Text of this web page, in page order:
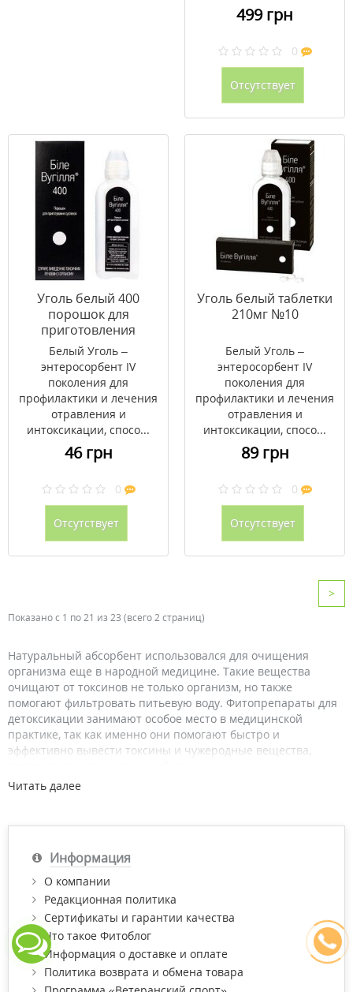
499 грн
0
Отсутствует
Уголь белый 400
порошок для
приготовления
суспензии 12г
Белый Уголь –
энтеросорбент IV
поколения для
профилактики и лечения
отравления и
интоксикации, спосо...
46 грн
0
Отсутствует
Уголь белый таблетки
210мг №10
Белый Уголь –
энтеросорбент IV
поколения для
профилактики и лечения
отравления и
интоксикации, спосо...
89 грн
0
Отсутствует
>
Показано с 1 по 21 из 23 (всего 2 страниц)
Натуральный абсорбент использовался для очищения
организма еще в народной медицине. Такие вещества
очищают от токсинов не только организм, но также
помогают фильтровать питьевую воду. Фитопрепараты для
детоксикации занимают особое место в медицинской
практике, так как именно они помогают быстро и
эффективно вывести токсины и чужеродные вещества,
Отдельно стоит рассказать об энтеросорбентах - это
соединения наружу. Природные сорбенты, которые
используются при отравлении, не рекомендуется применять
для детей. Лучше всего использовать проверенные
средства, вроде такого препарата как активированный
уголь.
Преимущества сорбентов при
отравлении
В большинстве случаев химический порошок для снятия
Читать далее
Информация
О компании
Редакционная политика
Сертификаты и гарантии качества
Что такое Фитоблог
Информация о доставке и оплате
Политика возврата и обмена товара